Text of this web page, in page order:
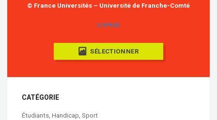
© France Universités – Université de Franche-Comté
COPIER
SÉLECTIONNER
CATÉGORIE
Étudiants, Handicap, Sport